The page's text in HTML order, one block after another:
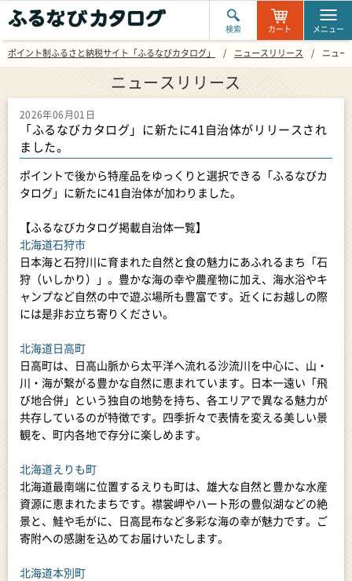
検索 カート メニュー
ポイント制ふるさと納税サイト「ふるなびカタログ」 ニュースリリース ニュー
ニュースリリース
2026年06月01日
「ふるなびカタログ」に新たに41自治体がリリースされ
ました。
ポイントで後から特産品をゆっくりと選択できる「ふるなびカ
タログ」に新たに41自治体が加わりました。
【ふるなびカタログ掲載自治体一覧】
北海道石狩市
日本海と石狩川に育まれた自然と食の魅力にあふれるまち「石
狩（いしかり）」。豊かな海の幸や農産物に加え、海水浴やキ
ャンプなど自然の中で遊ぶ場所も豊富です。近くにお越しの際
には是非お立ち寄りください。
北海道日高町
日高町は、日高山脈から太平洋へ流れる沙流川を中心に、山・
川・海が繋がる豊かな自然に恵まれています。日本一遠い「飛
び地合併」という独自の地勢を持ち、各エリアで異なる魅力が
共存しているのが特徴です。四季折々で表情を変える美しい景
観を、町内各地で存分に楽しめます。
北海道えりも町
北海道最南端に位置するえりも町は、雄大な自然と豊かな水産
資源に恵まれたまちです。襟裳岬やハート形の豊似湖などの絶
景と、鮭や毛がに、日高昆布など多彩な海の幸が魅力です。ご
寄附への感謝を込めてお届けいたします。
北海道本別町